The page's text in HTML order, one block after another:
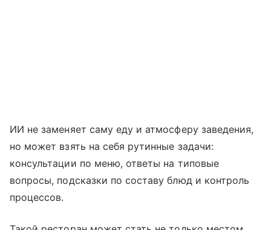
ИИ не заменяет саму еду и атмосферу заведения,
но может взять на себя рутинные задачи:
консультации по меню, ответы на типовые
вопросы, подсказки по составу блюд и контроль
процессов.